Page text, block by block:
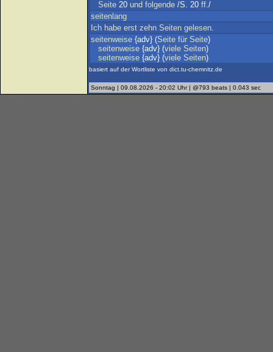
Seite 20 und folgende /S. 20 ff./
seitenlang
Ich habe erst zehn Seiten gelesen.
seitenweise {adv} (Seite für Seite)
seitenweise {adv} (viele Seiten)
seitenweise {adv} (viele Seiten)
basiert auf der Wortliste von dict.tu-chemnitz.de
Sonntag | 09.08.2026 - 20:02 Uhr | @793 beats | 0.043 sec